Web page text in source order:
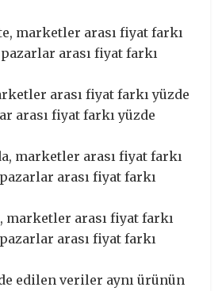
marketler arası fiyat farkı
arası fiyat farkı
arası fiyat farkı yüzde
arası fiyat farkı yüzde
marketler arası fiyat farkı
arası fiyat farkı
marketler arası fiyat farkı
arası fiyat farkı
edilen veriler aynı ürünün